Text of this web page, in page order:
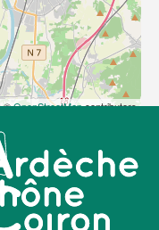
©OpenStreetMapcontributors